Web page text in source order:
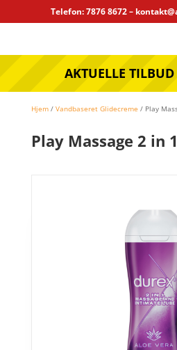
Telefon: 7876 8672 –
AKTUELLE
Hjem/ Vandbaseret Glidecreme / Play
Play Massage 2 in 1